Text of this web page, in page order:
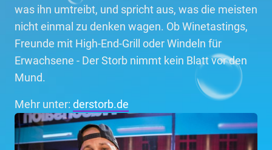
was ihn umtreibt, und spricht aus, was die meisten
nicht einmal zu denken wagen. Ob Winetastings,
Freunde mit High-End-Grill oder Windeln für
Erwachsene - Der Storb nimmt kein Blatt vor den
Mund.
Mehr unter: derstorb.de